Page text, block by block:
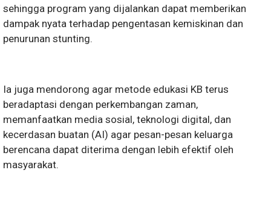
sehingga program yang dijalankan dapat memberikan
dampak nyata terhadap pengentasan kemiskinan dan
penurunan stunting.
Ia juga mendorong agar metode edukasi KB terus
beradaptasi dengan perkembangan zaman,
memanfaatkan media sosial, teknologi digital, dan
kecerdasan buatan (AI) agar pesan-pesan keluarga
berencana dapat diterima dengan lebih efektif oleh
masyarakat.